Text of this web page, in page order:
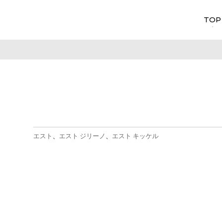
TOP
エスト エスト ジリーノ エスト キッケル